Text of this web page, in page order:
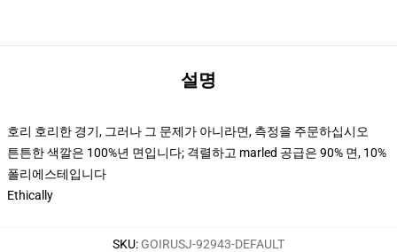
설명
호리 호리한 경기, 그러나 그 문제가 아니라면, 측정을 주문하십시오
튼튼한 색깔은 100%년 면입니다; 격렬하고 marled 공급은 90% 면, 10%
폴리에스테입니다
Ethically
SKU: GOIRUSJ-92943-DEFAULT